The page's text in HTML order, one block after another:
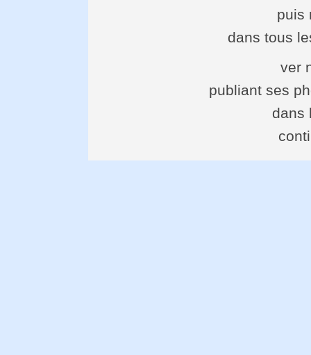
puis
dans tous
ver
publiant ses
dans